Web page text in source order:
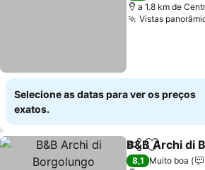
a 1.8 km de
Vistas
Selecione as datas para ver os preços
exatos.
PartilharAdicionar
B&B Archi di
8,1 Muito boa